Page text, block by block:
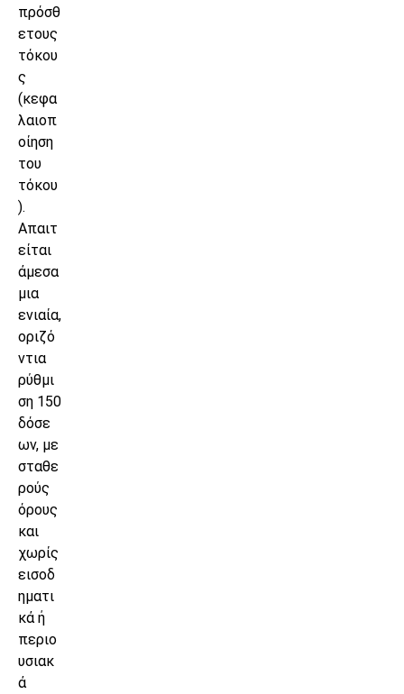
πρόσθ
ετους
τόκου
ς
(κεφα
λαιοπ
οίηση
του
τόκου
).
Απαιτ
είται
άμεσα
μια
ενιαία,
οριζό
ντια
ρύθμι
ση 150
δόσε
ων, με
σταθε
ρούς
όρους
και
χωρίς
εισοδ
ηματι
κά ή
περιο
υσιακ
ά